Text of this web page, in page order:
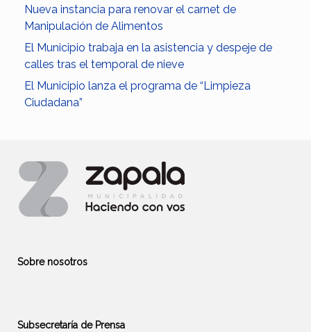
Nueva instancia para renovar el carnet de
Manipulación de Alimentos
El Municipio trabaja en la asistencia y despeje de
calles tras el temporal de nieve
El Municipio lanza el programa de “Limpieza
Ciudadana”
Sobre nosotros
Subsecretaría de Prensa